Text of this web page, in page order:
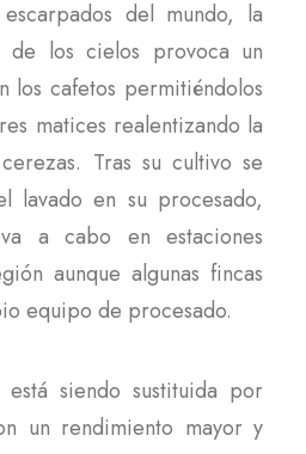
del mundo, la
de los cielos provoca un
los cafetos permitiéndolos
matices realentizando la
Tras su cultivo se
lavado en su procesado,
a cabo en estaciones
aunque algunas fincas
equipo de procesado.
siendo sustituida por
un rendimiento mayor y